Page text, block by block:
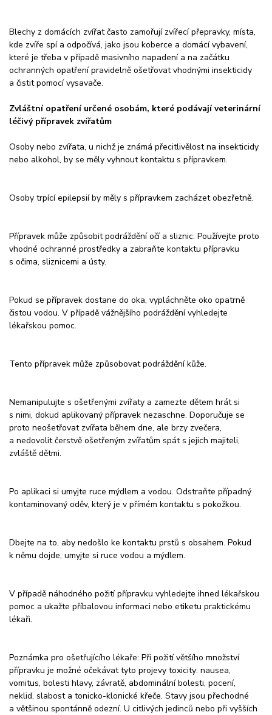
Blechy z domácích zvířat často zamořují zvířecí přepravky, místa,
kde zvíře spí a odpočívá, jako jsou koberce a domácí vybavení,
které je třeba v případě masivního napadení a na začátku
ochranných opatření pravidelně ošetřovat vhodnými insekticidy
a čistit pomocí vysavače.
Zvláštní opatření určené osobám, které podávají veterinární
léčivý přípravek zvířatům
Osoby nebo zvířata, u nichž je známá přecitlivělost na insekticidy
nebo alkohol, by se měly vyhnout kontaktu s přípravkem.
Osoby trpící epilepsií by měly s přípravkem zacházet obezřetně.
Přípravek může způsobit podráždění očí a sliznic. Používejte proto
vhodné ochranné prostředky a zabraňte kontaktu přípravku
s očima, sliznicemi a ústy.
Pokud se přípravek dostane do oka, vypláchněte oko opatrně
čistou vodou. V případě vážnějšího podráždění vyhledejte
lékařskou pomoc.
Tento přípravek může způsobovat podráždění kůže.
Nemanipulujte s ošetřenými zvířaty a zamezte dětem hrát si
s nimi, dokud aplikovaný přípravek nezaschne. Doporučuje se
proto neošetřovat zvířata během dne, ale brzy zvečera,
a nedovolit čerstvě ošetřeným zvířatům spát s jejich majiteli,
zvláště dětmi.
Po aplikaci si umyjte ruce mýdlem a vodou. Odstraňte případný
kontaminovaný oděv, který je v přímém kontaktu s pokožkou.
Dbejte na to, aby nedošlo ke kontaktu prstů s obsahem. Pokud
k němu dojde, umyjte si ruce vodou a mýdlem.
V případě náhodného požití přípravku vyhledejte ihned lékařskou
pomoc a ukažte příbalovou informaci nebo etiketu praktickému
lékaři.
Poznámka pro ošetřujícího lékaře: Při požití většího množství
přípravku je možné očekávat tyto projevy toxicity: nausea,
vomitus, bolesti hlavy, závratě, abdominální bolesti, pocení,
neklid, slabost a tonicko-klonické křeče. Stavy jsou přechodné
a většinou spontánně odezní. U citlivých jedinců nebo při vyšších